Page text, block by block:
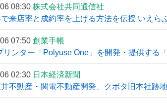
08:30 株式会社共同通信社
来店率と成約率を上げる方法を伝授 いえら
07:50 創業手帳
リンター「Polyuse One」を開発・提供する
02:30 日本経済新聞
不動産・関電不動産開発、クボタ旧本社跡